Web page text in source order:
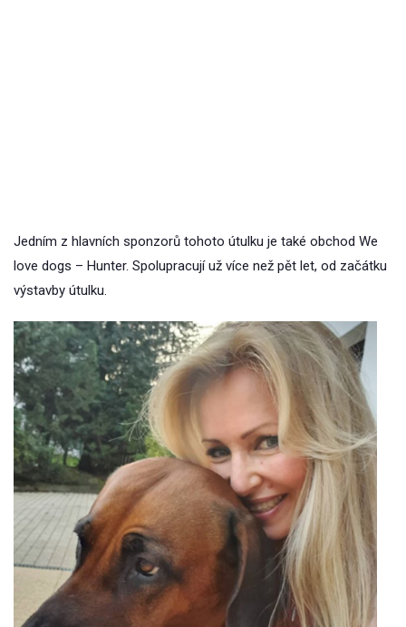
Jedním z hlavních sponzorů tohoto útulku je také obchod We
love dogs – Hunter. Spolupracují už více než pět let, od začátku
výstavby útulku.